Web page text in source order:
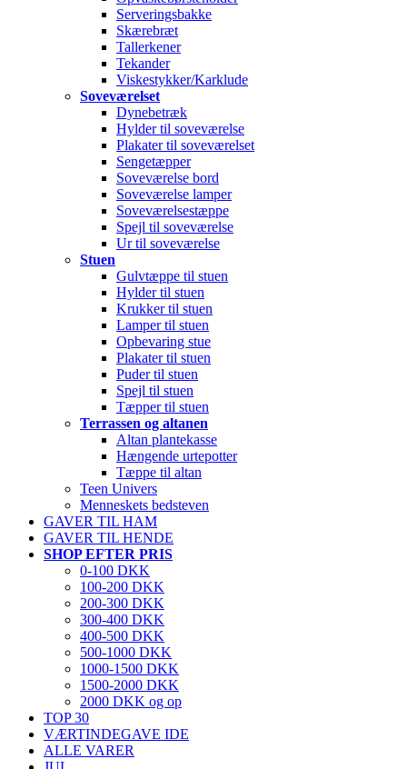
Serveringsbakke
Skærebræt
Tallerkener
Tekander
Viskestykker/Karklude
Soveværelset
Dynebetræk
Hylder til soveværelse
Plakater til soveværelset
Sengetæpper
Soveværelse bord
Soveværelse lamper
Soveværelsestæppe
Spejl til soveværelse
Ur til soveværelse
Stuen
Gulvtæppe til stuen
Hylder til stuen
Krukker til stuen
Lamper til stuen
Opbevaring stue
Plakater til stuen
Puder til stuen
Spejl til stuen
Tæpper til stuen
Terrassen og altanen
Altan plantekasse
Hængende urtepotter
Tæppe til altan
Teen Univers
Menneskets bedsteven
GAVER TIL HAM
GAVER TIL HENDE
SHOP EFTER PRIS
0-100 DKK
100-200 DKK
200-300 DKK
300-400 DKK
400-500 DKK
500-1000 DKK
1000-1500 DKK
1500-2000 DKK
2000 DKK og op
TOP 30
VÆRTINDEGAVE IDE
ALLE VARER